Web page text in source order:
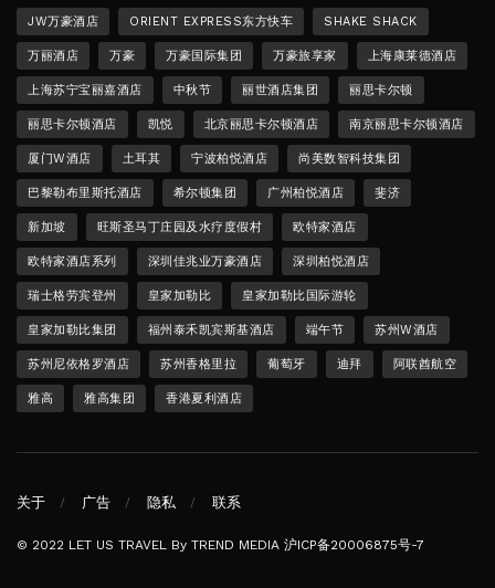
热门关注
JW万豪酒店 ORIENT EXPRESS东方快车 SHAKE SHACK
万丽酒店 万豪 万豪国际集团 万豪旅享家 上海康莱德酒店
上海苏宁宝丽嘉酒店 中秋节 丽世酒店集团 丽思卡尔顿
丽思卡尔顿酒店 凯悦 北京丽思卡尔顿酒店 南京丽思卡尔顿酒店
厦门W酒店 土耳其 宁波柏悦酒店 尚美数智科技集团
巴黎勒布里斯托酒店 希尔顿集团 广州柏悦酒店
新加坡 旺斯圣马丁庄园及水疗度假村 欧特家酒店
欧特家酒店系列 深圳佳兆业万豪酒店 深圳柏悦酒店
瑞士格劳宾登州 皇家加勒比 皇家加勒比国际游轮
皇家加勒比集团 福州泰禾凯宾斯基酒店 端午节 苏州W酒店
苏州尼依格罗酒店 苏州香格里拉
关于 广告 隐私 联系